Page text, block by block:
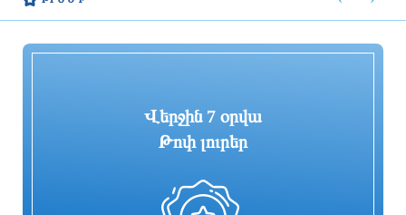
Փաշինյան
Վերջին 7 օրվա
Թոփ լուրեր